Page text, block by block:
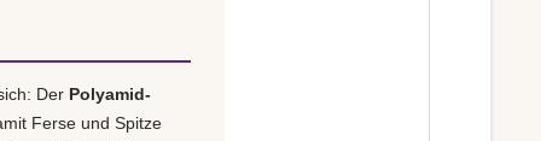
Der Polyamid-
Ferse und Spitze